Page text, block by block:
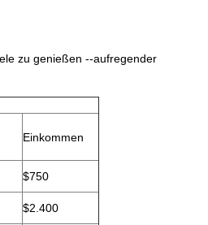
zu genießen --aufregender
Einkommen
$750
$2.400